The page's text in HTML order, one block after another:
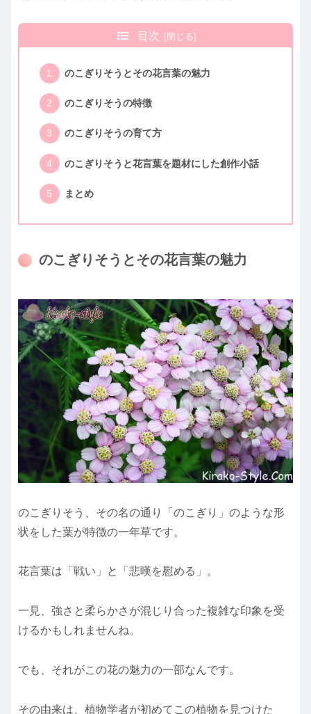
目次
のこぎりそうとその花言葉の魅力
のこぎりそうの特徴
のこぎりそうの育て方
のこぎりそうと花言葉を題材にした創作小話
まとめ
のこぎりそうとその花言葉の魅力
のこぎりそう、その名の通り「のこぎり」のような形
状をした葉が特徴の一年草です。
花言葉は「戦い」と「悲嘆を慰める」。
一見、強さと柔らかさが混じり合った複雑な印象を受
けるかもしれませんね。
でも、それがこの花の魅力の一部なんです。
その由来は、植物学者が初めてこの植物を見つけた